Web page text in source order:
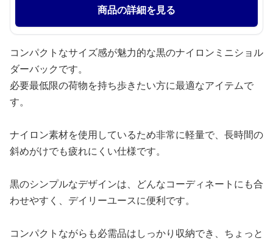
商品の詳細を見る
コンパクトなサイズ感が魅力的な黒のナイロンミニショル
ダーバックです。
必要最低限の荷物を持ち歩きたい方に最適なアイテムで
す。
ナイロン素材を使用しているため非常に軽量で、長時間の
斜めがけでも疲れにくい仕様です。
黒のシンプルなデザインは、どんなコーディネートにも合
わせやすく、デイリーユースに便利です。
コンパクトながらも必需品はしっかり収納でき、ちょっと